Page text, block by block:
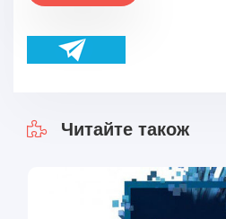
Читайте також